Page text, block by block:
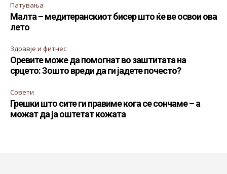
Патувања
Малта – медитеранскиот бисер што ќе ве освои ова
лето
Здравје и фитнес
Оревите може да помогнат во заштитата на
срцето: Зошто вреди да ги јадете почесто?
Совети
Грешки што сите ги правиме кога се сончаме – а
можат да ја оштетат кожата